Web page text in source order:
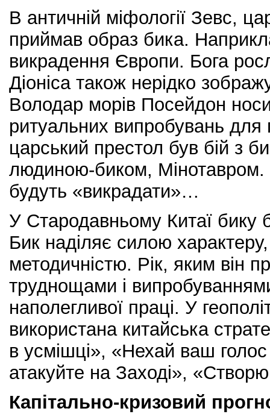
В античній міфології Зевс,
приймав образ бика.
викрадення Європи. Бога
Діоніса також нерідко
Володар морів Посейдон
ритуальних випробувань для
царський престол був бій з
людиною-биком,
будуть «викрадати»…
У Стародавньому Китаї бику
Бик наділяє силою характеру,
методичністю. Рік, яким він
труднощами і
наполегливої ​​праці. У
використана китайська
в усмішці», «Нехай ваш
атакуйте на Заході»,
Капітально-кризовий